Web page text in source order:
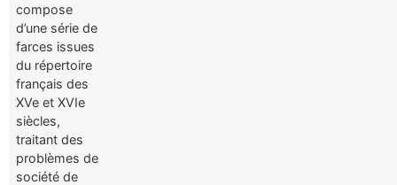
compose
d’une série de
farces issues
du répertoire
français des
XVe et XVIe
siècles,
traitant des
problèmes de
société de